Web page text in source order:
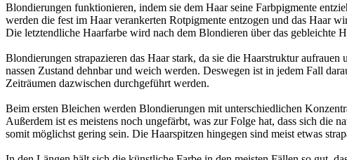
Blondierungen funktionieren, indem sie dem Haar seine Farbpigmente
werden die fest im Haar verankerten Rotpigmente entzogen und das Haar
Die letztendliche Haarfarbe wird nach dem Blondieren über das gebleichte
Blondierungen strapazieren das Haar stark, da sie die Haarstruktur
nassen Zustand dehnbar und weich werden. Deswegen ist in jedem Fall
Zeiträumen dazwischen durchgeführt werden.
Beim ersten Bleichen werden Blondierungen mit unterschiedlichen
Außerdem ist es meistens noch ungefärbt, was zur Folge hat, dass sich die
somit möglichst gering sein. Die Haarspitzen hingegen sind meist etwas